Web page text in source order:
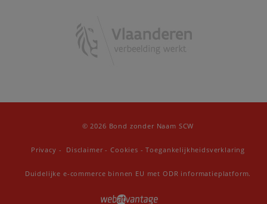
© 2026 Bond zonder Naam SCW
Privacy - Disclaimer-Cookies -Toegankelijkheidsverklaring
Duidelijke e-commerce binnen EU met ODR informatieplatform.